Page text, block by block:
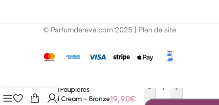
© Parfumdereve.com 2025 | Plan de site
Ombre à Paupières
Diamond Cream – Bronze19,90€
- +